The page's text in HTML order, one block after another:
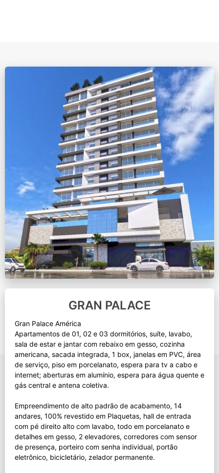
GRAN PALACE
Gran Palace América
Apartamentos de 01, 02 e 03 dormitórios, suíte, lavabo,
sala de estar e jantar com rebaixo em gesso, cozinha
americana, sacada integrada, 1 box, janelas em PVC, área
de serviço, piso em porcelanato, espera para tv a cabo e
internet; aberturas em alumínio, espera para água quente e
gás central e antena coletiva.
Empreendimento de alto padrão de acabamento, 14
andares, 100% revestido em Plaquetas, hall de entrada
com pé direito alto com lavabo, todo em porcelanato e
detalhes em gesso, 2 elevadores, corredores com sensor
de presença, porteiro com senha individual, portão
eletrônico, bicicletário, zelador permanente.